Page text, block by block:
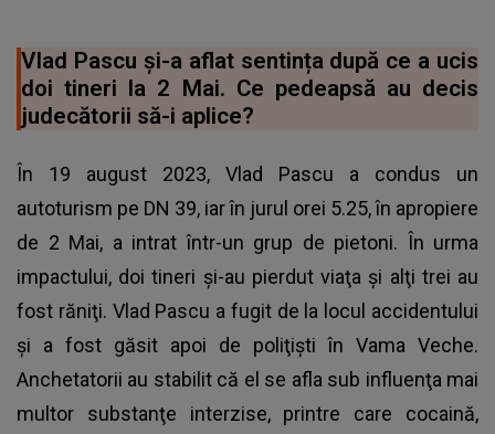
Vlad Pascu și-a aflat sentința după ce a ucis
doi tineri la 2 Mai. Ce pedeapsă au decis
judecătorii să-i aplice?
În 19 august 2023, Vlad Pascu a condus un
autoturism pe DN 39, iar în jurul orei 5.25, în apropiere
de 2 Mai, a intrat într-un grup de pietoni. În urma
impactului, doi tineri şi-au pierdut viaţa şi alţi trei au
fost răniţi. Vlad Pascu a fugit de la locul accidentului
şi a fost găsit apoi de poliţişti în Vama Veche.
Anchetatorii au stabilit că el se afla sub influenţa mai
multor substanţe interzise, printre care cocaină,